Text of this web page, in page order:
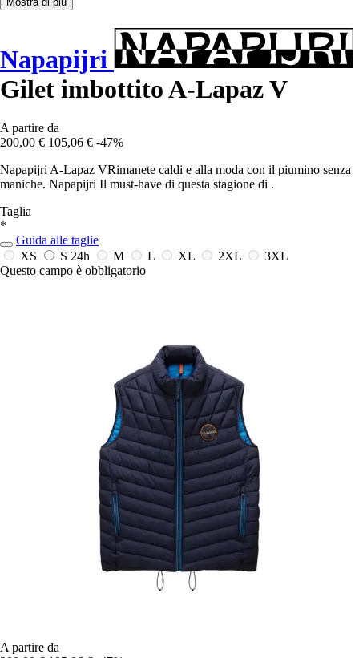
Napapijri
Gilet imbottito A-Lapaz V
A partire da
200,00 € 105,06 € -47%
Napapijri A-Lapaz VRimanete caldi e alla moda con il piumino senza
maniche. Napapijri Il must-have di questa stagione di .
Taglia
*
Guida alle taglie
XS
S 24h M L XL 2XL
3XL
Questo campo è obbligatorio
A partire da